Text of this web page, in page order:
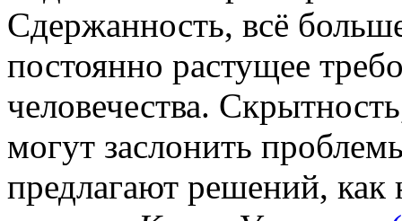
Сдержанность, всё
постоянно растущее
человечества.
могут заслонить
предлагают решений,